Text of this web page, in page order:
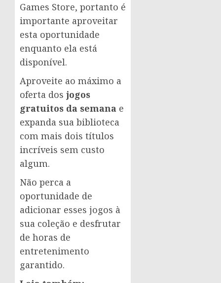
Games Store, portanto é
importante aproveitar
esta oportunidade
enquanto ela está
disponível.
Aproveite ao máximo a
oferta dos jogos
gratuitos da semana e
expanda sua biblioteca
com mais dois títulos
incríveis sem custo
algum.
Não perca a
oportunidade de
adicionar esses jogos à
sua coleção e desfrutar
de horas de
entretenimento
garantido.